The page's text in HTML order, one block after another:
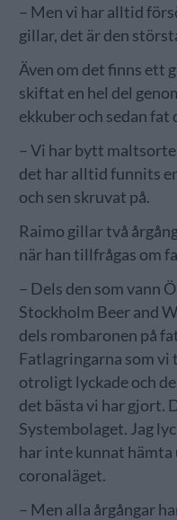
– Men vi har alltid
gillar, det är den
Även om det finns ett
skiftat en hel del
ekkuber och sedan
– Vi har bytt
det har alltid funnits
och sen skruvat på.
Raimo gillar två
när han tillfrågas om
– Dels den som vann
Stockholm Beer and
dels rombaronen på
Fatlagringarna som
otroligt lyckade och
det bästa vi har gjort.
Systembolaget. Jag
har inte kunnat hämta
coronaläget.
– Men alla årgångar